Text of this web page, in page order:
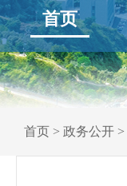
首页
首页 > 政务公开 >